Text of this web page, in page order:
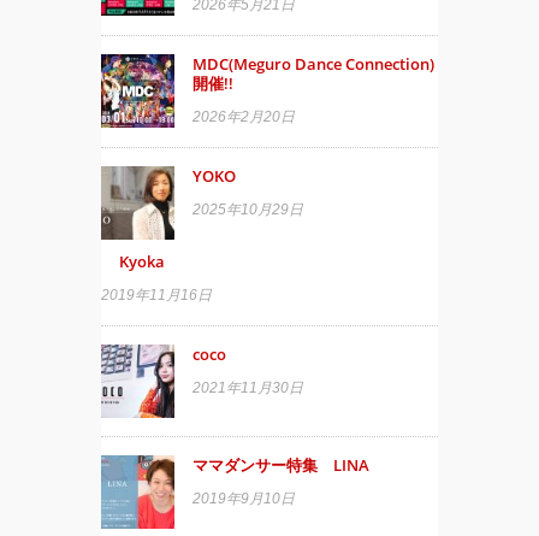
2026年5月21日
MDC(Meguro Dance Connection)
開催!!
2026年2月20日
YOKO
2025年10月29日
Kyoka
2019年11月16日
coco
2021年11月30日
ママダンサー特集 LINA
2019年9月10日